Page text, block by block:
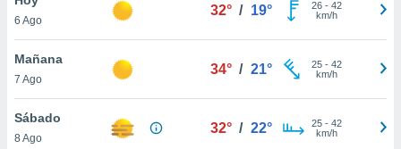
en
más
nuestra
6 Ago
32° / 19° 26- 42
km/h
Mañana
7 Ago
34° / 21° 25- 42
km/h
Sábado
8 Ago
32° / 22° 25- 42
km/h